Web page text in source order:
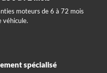
moteurs de 6 à 72 mois
véhicule.
spécialisé